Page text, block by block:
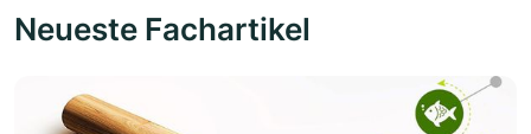
Neueste Fachartikel